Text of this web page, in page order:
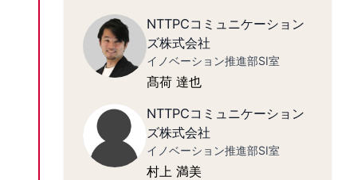
NTTPCコミュニケーション
ズ株式会社
イノベーション推進部SI室
髙荷 達也
NTTPCコミュニケーション
ズ株式会社
イノベーション推進部SI室
村上 満美